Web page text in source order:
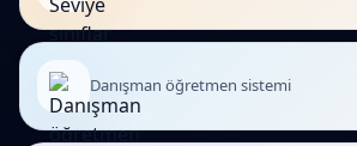
Danışman öğretmen sistemi